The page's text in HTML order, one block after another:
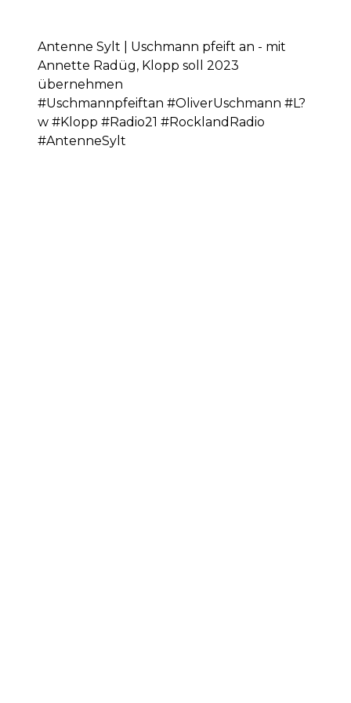
Antenne Sylt | Uschmann pfeift an - mit
Annette Radüg, Klopp soll 2023
übernehmen
#Uschmannpfeiftan #OliverUschmann #L?
w #Klopp #Radio21 #RocklandRadio
#AntenneSylt